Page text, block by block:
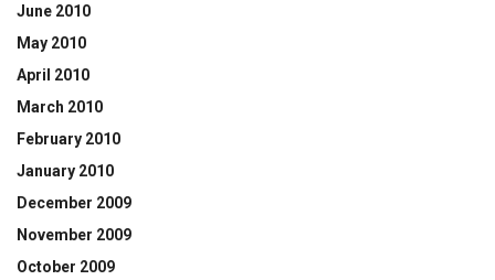
June 2010
May 2010
April 2010
March 2010
February 2010
January 2010
December 2009
November 2009
October 2009